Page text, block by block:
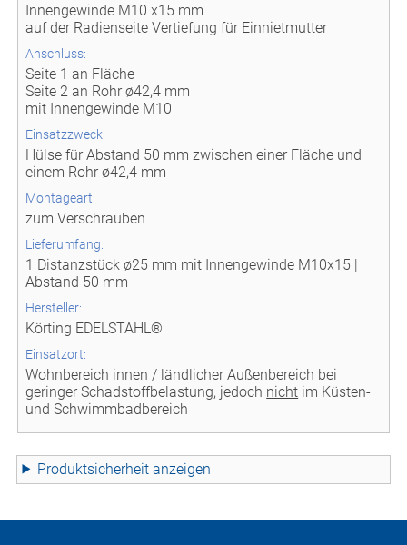
Innengewinde M10 x15 mm
auf der Radienseite Vertiefung für Einnietmutter
Anschluss:
Seite 1 an Fläche
Seite 2 an Rohr ø42,4 mm
mit Innengewinde M10
Einsatzzweck:
Hülse für Abstand 50 mm zwischen einer Fläche und
einem Rohr ø42,4 mm
Montageart:
zum Verschrauben
Lieferumfang:
1 Distanzstück ø25 mm mit Innengewinde M10x15 |
Abstand 50 mm
Hersteller:
Körting EDELSTAHL®
Einsatzort:
Wohnbereich innen / ländlicher Außenbereich bei
geringer Schadstoffbelastung, jedoch nicht im Küsten-
und Schwimmbadbereich
Produktsicherheit